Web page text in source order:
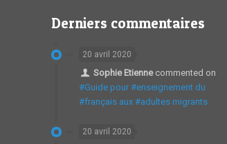
Derniers commentaires
20 avril 2020
Sophie Etiennecommented on
#Guide pour #enseignement du
#français aux #adultes migrants
20 avril 2020